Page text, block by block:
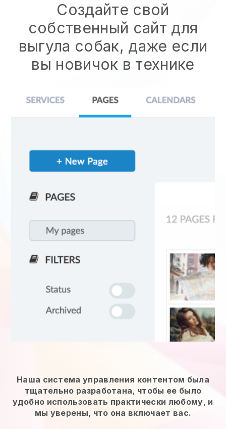
Создайте свой
собственный сайт для
выгула собак, даже если
вы новичок в технике
Наша система управления контентом была
тщательно разработана, чтобы ее было
удобно использовать практически любому, и
мы уверены, что она включает вас.